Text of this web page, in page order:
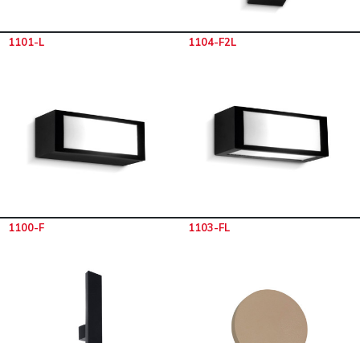
1101-L 1104-F2L
1100-F 1103-FL